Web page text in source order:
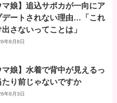
マ娘】追込サポカが一向にア
デートされない理由…「これ
さないってことは」
年8月8日
マ娘】水着で背中が見えるっ
たり前じゃないですか
年8月3日